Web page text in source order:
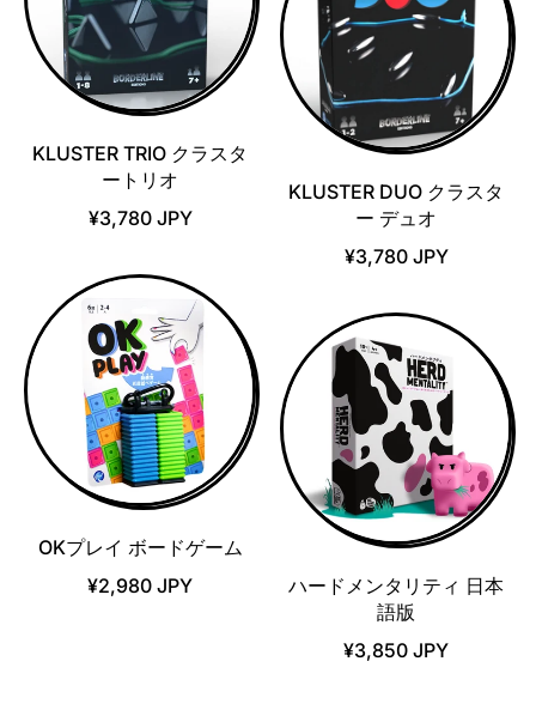
KLUSTER TRIO クラスタ
ートリオ
¥3,780 JPY
KLUSTER DUO クラスタ
ー デュオ
¥3,780 JPY
OKプレイ ボードゲーム
¥2,980 JPY
ハードメンタリティ 日本
語版
¥3,850 JPY